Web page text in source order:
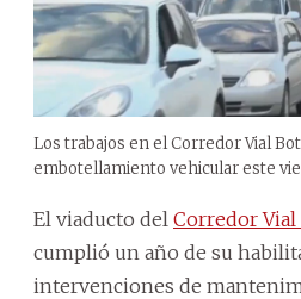
Los trabajos en el Corredor Vial
embotellamiento vehicular este
El viaducto del Corredor
cumplió un año de su
intervenciones de